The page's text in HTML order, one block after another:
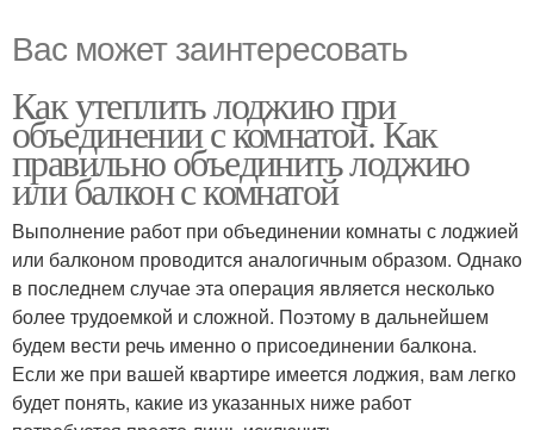
Вас может заинтересовать
Как утеплить лоджию при
объединении с комнатой. Как
правильно объединить лоджию
или балкон с комнатой
Выполнение работ при объединении комнаты с лоджией
или балконом проводится аналогичным образом. Однако
в последнем случае эта операция является несколько
более трудоемкой и сложной. Поэтому в дальнейшем
будем вести речь именно о присоединении балкона.
Если же при вашей квартире имеется лоджия, вам легко
будет понять, какие из указанных ниже работ